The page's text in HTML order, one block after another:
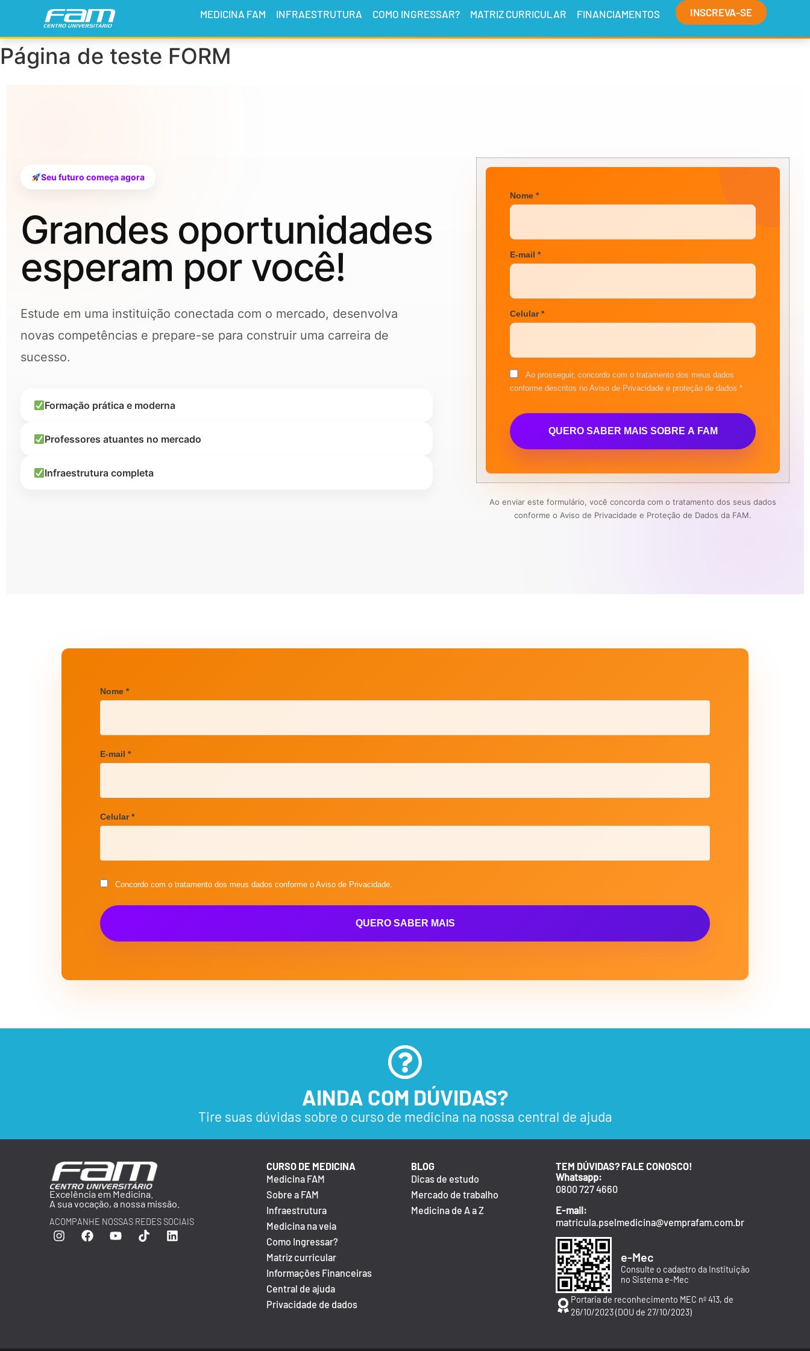
MEDICINA FAM INFRAESTRUTURA COMO INGRESSAR? MATRIZ CURRICULAR FINANCIAMENTOS INSCREVA-SE
Página de teste FORM
Seu futuro começa agora
Grandes oportunidades
esperam por você!
Estude em uma instituição conectada com o mercado, desenvolva
novas competências e prepare-se para construir uma carreira de
sucesso.
Formação prática e moderna
Professores atuantes no mercado
Infraestrutura completa
Nome *
E-mail *
Celular *
Ao prosseguir, concordo com o tratamento dos meus dados
conforme descritos no Aviso de Privacidade e proteção de dados *
QUERO SABER MAIS SOBRE A FAM
Ao enviar este formulário, você concorda com o tratamento dos seus dados
conforme o Aviso de Privacidade e Proteção de Dados da FAM.
Nome *
E-mail *
Celular *
Concordo com o tratamento dos meus dados conforme o Aviso de Privacidade.
QUERO SABER MAIS
AINDA COM DÚVIDAS?
Tire suas dúvidas sobre o curso de medicina na nossa central de ajuda
Excelência em Medicina.
A sua vocação, a nossa missão.
ACOMPANHE NOSSAS REDES SOCIAIS
CURSO DE MEDICINA
Medicina FAM
Sobre a FAM
Infraestrutura
Medicina na veia
Como Ingressar?
Matriz curricular
Informações Financeiras
Central de ajuda
Privacidade de dados
BLOG
Dicas de estudo
Mercado de trabalho
Medicina de A a Z
TEM DÚVIDAS? FALE CONOSCO!
Whatsapp:
0800 727 4660
E-mail:
matricula.pselmedicina@vemprafam.com.br
e-Mec
Consulte o cadastro da Instituição
no Sistema e-Mec
Portaria de reconhecimento MEC nº 413, de
26/10/2023 (DOU de 27/10/2023)